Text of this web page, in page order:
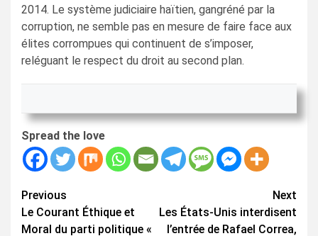
2014. Le système judiciaire haïtien, gangréné par la
corruption, ne semble pas en mesure de faire face aux
élites corrompues qui continuent de s’imposer,
reléguant le respect du droit au second plan.
Spread the love
Continue
Reading
Previous
Le Courant Éthique et
Moral du parti politique «
Next
Les États-Unis interdisent
l’entrée de Rafael Correa,